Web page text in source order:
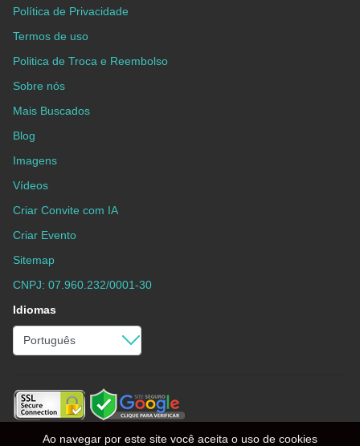
Política de Privacidade
Termos de uso
Politica de Troca e Reembolso
Sobre nós
Mais Buscados
Blog
Imagens
Vídeos
Criar Convite com IA
Criar Evento
Sitemap
CNPJ: 07.960.232/0001-30
Idiomas
Ao navegar por este site você aceita o uso de cookies